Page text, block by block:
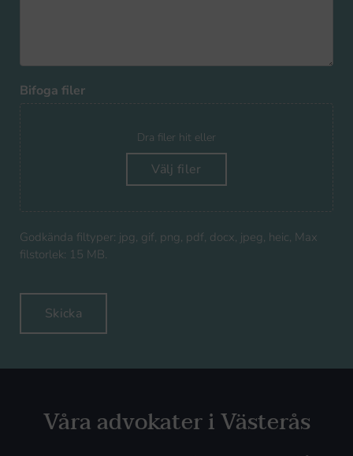
Bifoga filer
Dra filer hit eller
Välj filer
Godkända filtyper: jpg, gif, png, pdf, docx, jpeg, heic, Max
filstorlek: 15 MB.
Våra advokater i Västerås